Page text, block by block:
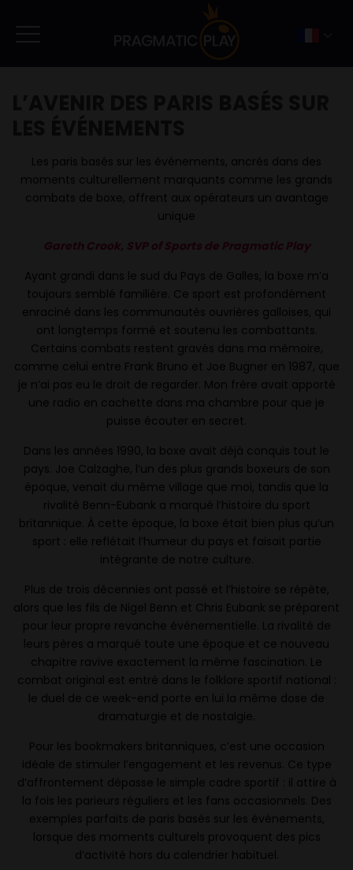
Les paris basés sur les événements, ancrés dans des
moments culturellement marquants comme les grands
combats de boxe, offrent aux opérateurs un avantage
unique
Gareth Crook, SVP of Sports de Pragmatic Play
Ayant grandi dans le sud du Pays de Galles, la boxe m’a
toujours semblé familière. Ce sport est profondément
enraciné dans les communautés ouvrières galloises, qui
ont longtemps formé et soutenu les combattants.
Certains combats restent gravés dans ma mémoire,
comme celui entre Frank Bruno et Joe Bugner en 1987, que
je n’ai pas eu le droit de regarder. Mon frère avait apporté
une radio en cachette dans ma chambre pour que je
puisse écouter en secret.
Dans les années 1990, la boxe avait déjà conquis tout le
pays. Joe Calzaghe, l’un des plus grands boxeurs de son
époque, venait du même village que moi, tandis que la
rivalité Benn-Eubank a marqué l’histoire du sport
britannique. À cette époque, la boxe était bien plus qu’un
sport : elle reflétait l’humeur du pays et faisait partie
intégrante de notre culture.
Plus de trois décennies ont passé et l’histoire se répète,
alors que les fils de Nigel Benn et Chris Eubank se préparent
pour leur propre revanche événementielle. La rivalité de
leurs pères a marqué toute une époque et ce nouveau
chapitre ravive exactement la même fascination. Le
combat original est entré dans le folklore sportif national :
le duel de ce week-end porte en lui la même dose de
dramaturgie et de nostalgie.
Pour les bookmakers britanniques, c’est une occasion
idéale de stimuler l’engagement et les revenus. Ce type
d’affrontement dépasse le simple cadre sportif : il attire à
la fois les parieurs réguliers et les fans occasionnels. Des
exemples parfaits de paris basés sur les événements,
lorsque des moments culturels provoquent des pics
d’activité hors du calendrier habituel.